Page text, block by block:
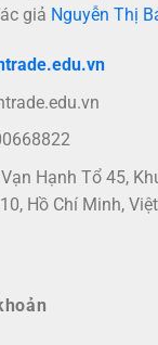
giả Nguyễn Thị
Hạnh Tổ 45,
Hồ Chí Minh,